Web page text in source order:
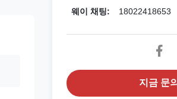
웨이 채팅: 18022418653
지금 문의